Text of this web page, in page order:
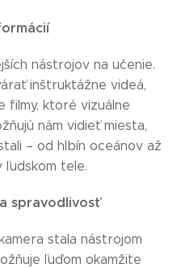
nástrojov na učenie.
inštruktážne videá,
filmy, ktoré vizuálne
nám vidieť miesta,
– od hlbín oceánov až
tele.
spravodlivosť
stala nástrojom
ľuďom okamžite